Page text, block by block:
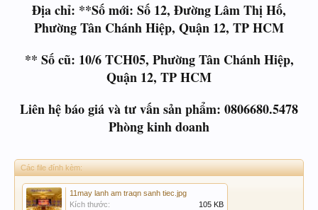
Địa chỉ: **Số mới: Số 12, Đường Lâm Thị Hố,
Phường Tân Chánh Hiệp, Quận 12, TP HCM
** Số cũ: 10/6 TCH05, Phường Tân Chánh Hiệp,
Quận 12, TP HCM
Liên hệ báo giá và tư vấn sản phẩm: 0806680.5478
Phòng kinh doanh
Các file đính kèm:
11may lanh am traqn sanh tiec.jpg
Kích thước:
105 KB